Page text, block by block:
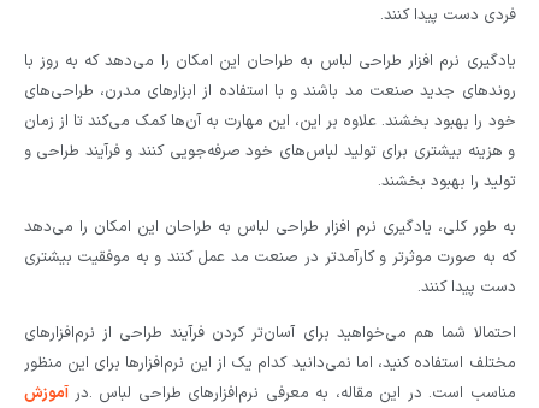
فردی دست پیدا کنند.
یادگیری نرم افزار طراحی لباس به طراحان این امکان را می‌دهد که به روز با
روندهای جدید صنعت مد باشند و با استفاده از ابزارهای مدرن، طراحی‌های
خود را بهبود بخشند. علاوه بر این، این مهارت به آن‌ها کمک می‌کند تا از زمان
و هزینه بیشتری برای تولید لباس‌های خود صرفه‌جویی کنند و فرآیند طراحی و
تولید را بهبود بخشند.
به طور کلی، یادگیری نرم افزار طراحی لباس به طراحان این امکان را می‌دهد
که به صورت موثرتر و کارآمدتر در صنعت مد عمل کنند و به موفقیت بیشتری
دست پیدا کنند.
احتمالا شما هم می‌خواهید برای آسان‌تر کردن فرآیند طراحی از نرم‌افزارهای
مختلف استفاده کنید، اما نمی‌دانید کدام یک از این نرم‌افزارها برای این منظور
مناسب است. در این مقاله، به معرفی نرم‌افزارهای طراحی لباس .در آموزش